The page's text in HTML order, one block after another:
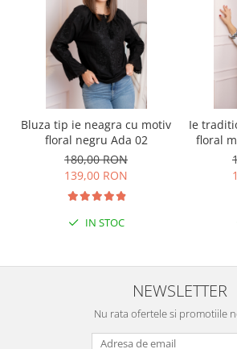
Bluza tip ie neagra cu motiv
floral negru Ada 02
180,00 RON
139,00 RON
IN STOC
Ie
floral
NEWSLETTER
Nu rata ofertele si promotiile